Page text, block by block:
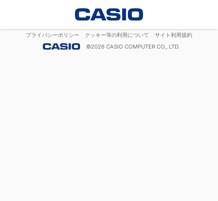
プライバシーポリシー クッキー等の利用について
サイト利用規約
©2026 CASIO COMPUTER CO., LTD.